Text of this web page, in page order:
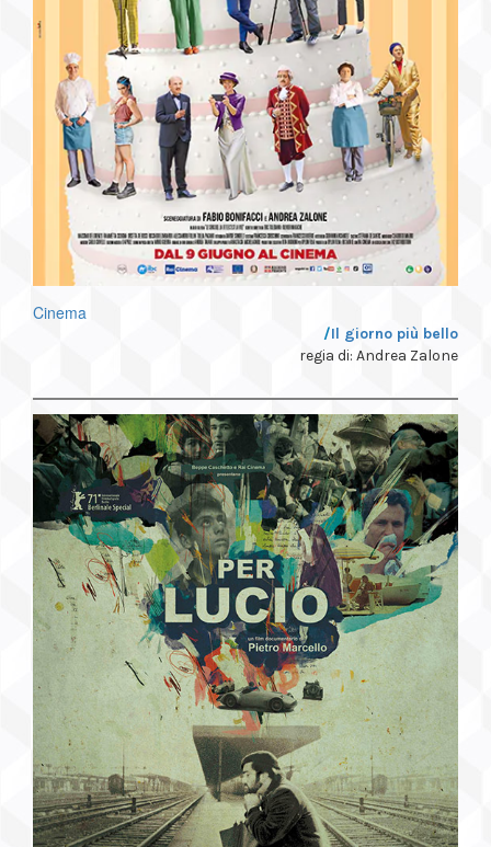
Cinema
/Il giorno più bello
regia di: Andrea Zalone